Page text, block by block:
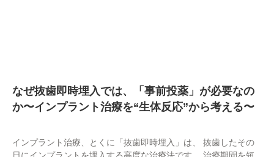
なぜ抜歯即時埋入では、「事前投薬」が必要なの
か〜インプラント治療を“生体反応”から考える〜
インプラント治療、とくに「抜歯即時埋入」は、 抜歯したその